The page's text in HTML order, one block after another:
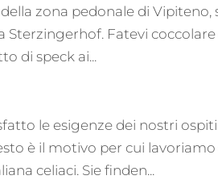
zona pedonale di Vipiteno,
Fatevi coccolare
di speck ai...
le esigenze dei nostri
è il motivo per cui
celiaci. Sie finden...